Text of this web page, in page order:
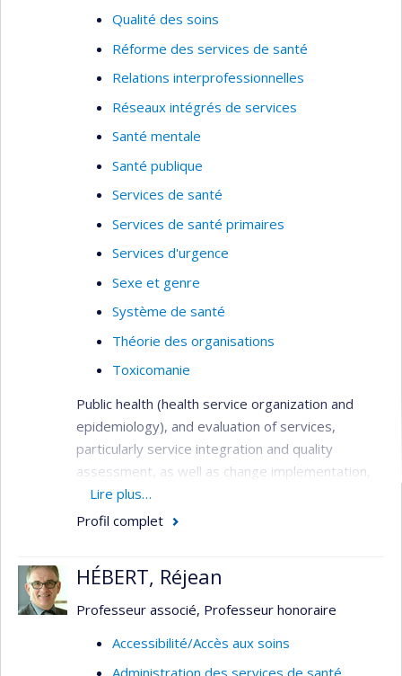
Qualité des soins
Réforme des services de santé
Relations interprofessionnelles
Réseaux intégrés de services
Santé mentale
Santé publique
Services de santé
Services de santé primaires
Services d'urgence
Sexe et genre
Système de santé
Théorie des organisations
Toxicomanie
Public health (health service organization and
epidemiology), and evaluation of services,
particularly service integration and quality
assessment, as well as change implementation,
needs assessment, primary care services,
service utilization, health systems analysis,
databases, outcome studies), qualitative (case
study designs, program evaluation), and mixed-
partnerships with clinicians and decision-makers.
Lire plus…
Profil complet
HÉBERT, Réjean
Professeur associé, Professeur honoraire
Accessibilité/Accès aux soins
Administration des services de santé